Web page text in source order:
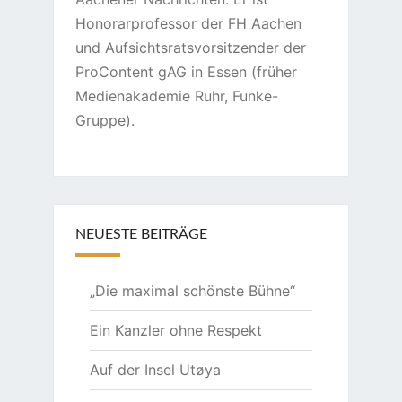
Honorarprofessor der FH Aachen
und Aufsichtsratsvorsitzender der
ProContent gAG in Essen (früher
Medienakademie Ruhr, Funke-
Gruppe).
NEUESTE BEITRÄGE
„Die maximal schönste Bühne“
Ein Kanzler ohne Respekt
Auf der Insel Utøya